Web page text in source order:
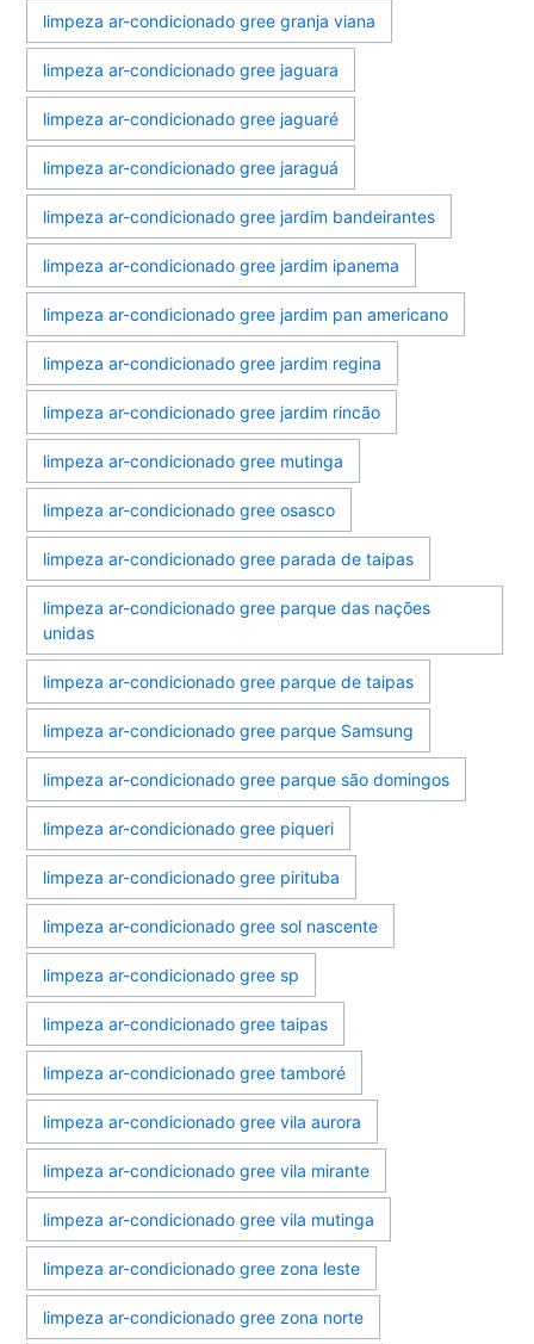
limpeza ar-condicionado gree granja viana
limpeza ar-condicionado gree jaguara
limpeza ar-condicionado gree jaguaré
limpeza ar-condicionado gree jaraguá
limpeza ar-condicionado gree jardim bandeirantes
limpeza ar-condicionado gree jardim ipanema
limpeza ar-condicionado gree jardim pan americano
limpeza ar-condicionado gree jardim regina
limpeza ar-condicionado gree jardim rincão
limpeza ar-condicionado gree mutinga
limpeza ar-condicionado gree osasco
limpeza ar-condicionado gree parada de taipas
limpeza ar-condicionado gree parque das nações
unidas
limpeza ar-condicionado gree parque de taipas
limpeza ar-condicionado gree parque Samsung
limpeza ar-condicionado gree parque são domingos
limpeza ar-condicionado gree piqueri
limpeza ar-condicionado gree pirituba
limpeza ar-condicionado gree sol nascente
limpeza ar-condicionado gree sp
limpeza ar-condicionado gree taipas
limpeza ar-condicionado gree tamboré
limpeza ar-condicionado gree vila aurora
limpeza ar-condicionado gree vila mirante
limpeza ar-condicionado gree vila mutinga
limpeza ar-condicionado gree zona leste
limpeza ar-condicionado gree zona norte